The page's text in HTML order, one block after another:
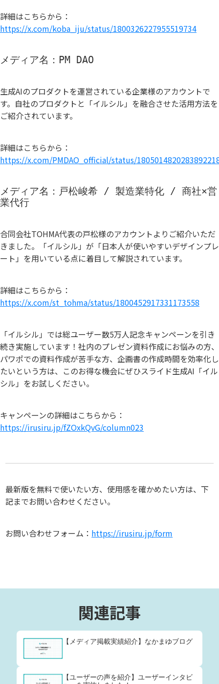
詳細はこちらから：
https://x.com/koba_iju/status/1800326227955519734
メディア名：PM DAO
生成AIのプロダクトを運営されている企業様のアカウントで
す。自社のプロダクトと「イルシル」を融合させた活用方法を
ご紹介されています。
詳細はこちらから：
https://x.com/PMDAO_official/status/
メディア名：戸松峻希 / 製造業特化 / 商社×営
業代行
合同会社TOHMA代表の戸松様のアカウントよりご紹介いただ
きました。「イルシル」が「日本人が使いやすいデザインプレ
ート」を用いている点に着目して解説されています。
詳細はこちらから：
https://x.com/st_tohma/status/1800452917331173558
「イルシル」では総ユーザー数5万人記念キャンペーンを引き
続き実施しています！社内のプレゼン資料作成にお悩みの方、
パワポでの資料作成が苦手な方、企画書の作成時間を効率化し
たいという方は、このお得な機会にぜひスライド生成AI「イル
シル」をお試しください。
キャンペーンの詳細はこちらから：
https://irusiru.jp/fZOxkQvG/column023
最新版を無料で使いたい方、使用感を確かめたい方は、下
記までお問い合わせください。
お問い合わせフォーム： https://irusiru.jp/form
関連記事
【メディア掲載実績紹介】なかまゆブログ
【ユーザーの声を紹介】ユーザーインタビ